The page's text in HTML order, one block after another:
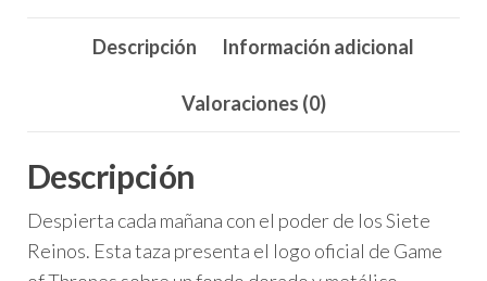
Descripción Información adicional
Valoraciones (0)
Descripción
Despierta cada mañana con el poder de los Siete
Reinos. Esta taza presenta el logo oficial de Game